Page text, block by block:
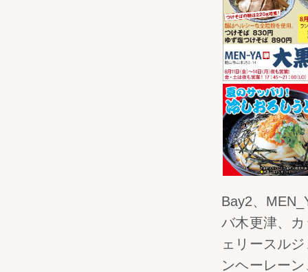
Bay2、
バ木更津、
ェリースル
ンヘーレー